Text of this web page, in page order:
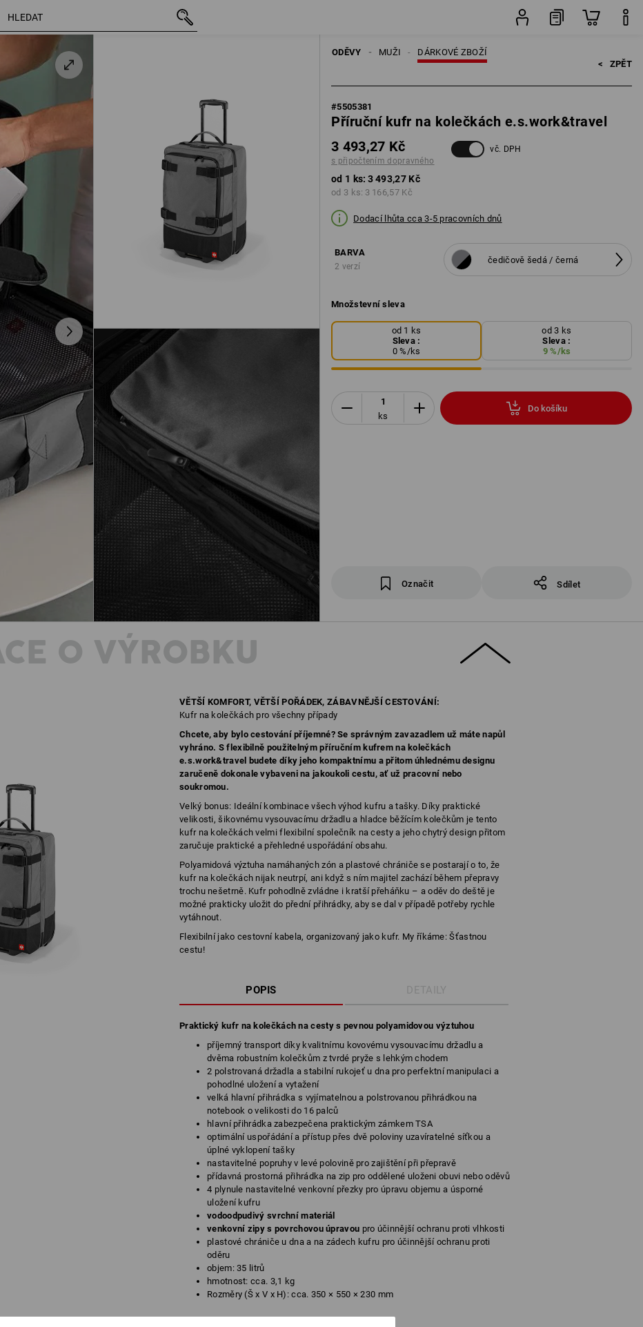
ODĚVY DÁRKOVÉ ZBOŽÍ
MUŽI
< ZPĚT
#5505381
Příruční kufr na kolečkách e.s.work&travel
3 493,27 Kč
s připočtením dopravného
vč. DPH
od 1 ks: 3 493,27 Kč
od 3 ks: 3 166,57 Kč
Dodací lhůta cca 3-5 pracovních dnů
BARVA
2 verzí
čedičově šedá / černá
Množstevní sleva
od 1 ks
Sleva :
0 %/ks
od 3 ks
Sleva :
9%/ks
ks
Do košíku
Označit Sdílet
čedičově šedá / černá 3 493,27 Kč
O VÝROBKU
VĚTŠÍ KOMFORT, VĚTŠÍ POŘÁDEK, ZÁBAVNĚJŠÍ CESTOVÁNÍ:
Kufr na kolečkách pro všechny případy
Chcete, aby bylo cestování příjemné? Se správným zavazadlem už máte napůl
vyhráno. S flexibilně použitelným příručním kufrem na kolečkách
e.s.work&travel budete díky jeho kompaktnímu a přitom úhlednému designu
zaručeně dokonale vybaveni na jakoukoli cestu, ať už pracovní nebo
soukromou.
Velký bonus: Ideální kombinace všech výhod kufru a tašky. Díky praktické
velikosti, šikovnému vysouvacímu držadlu a hladce běžícím kolečkům je tento
kufr na kolečkách velmi flexibilní společník na cesty a jeho chytrý design přitom
zaručuje praktické a přehledné uspořádání obsahu.
Polyamidová výztuha namáhaných zón a plastové chrániče se postarají o to, že
kufr na kolečkách nijak neutrpí, ani když s ním majitel zachází během přepravy
trochu nešetrně. Kufr pohodlně zvládne i kratší přeháňku – a oděv do deště je
možné prakticky uložit do přední přihrádky, aby se dal v případě potřeby rychle
vytáhnout.
Flexibilní jako cestovní kabela, organizovaný jako kufr. My říkáme: Šťastnou
cestu!
POPIS DETAILY
Praktický kufr na kolečkách na cesty s pevnou polyamidovou výztuhou
příjemný transport díky kvalitnímu kovovému vysouvacímu držadlu a
dvěma robustním kolečkům z tvrdé pryže s lehkým chodem
2 polstrovaná držadla a stabilní rukojeť u dna pro perfektní manipulaci a
pohodlné uložení a vytažení
velká hlavní přihrádka s vyjímatelnou a polstrovanou přihrádkou na
notebook o velikosti do 16 palců
hlavní přihrádka zabezpečena praktickým zámkem TSA
optimální uspořádání a přístup přes dvě poloviny uzavíratelné síťkou a
úplné vyklopení tašky
nastavitelné popruhy v levé polovině pro zajištění při přepravě
přídavná prostorná přihrádka na zip pro oddělené uloženi obuvi nebo oděvů
4 plynule nastavitelné venkovní přezky pro úpravu objemu a úsporné
uložení kufru
vodoodpudivý svrchní materiál
venkovní zipy s povrchovou úpravou pro účinnější ochranu proti vlhkosti
plastové chrániče u dna a na zádech kufru pro účinnější ochranu proti
oděru
objem: 35 litrů
hmotnost: cca. 3,1 kg
Rozměry (Š x V x H): cca. 350 × 550 × 230 mm